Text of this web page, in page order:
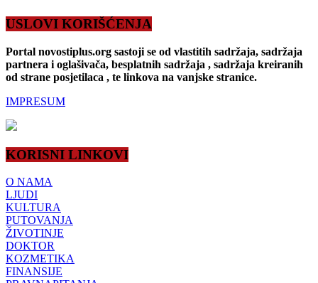
USLOVI KORIŠĆENJA
Portal novostiplus.org sastoji se od vlastitih sadržaja, sadržaja
partnera i oglašivača, besplatnih sadržaja , sadržaja kreiranih
od strane posjetilaca , te linkova na vanjske stranice.
IMPRESUM
KORISNI LINKOVI
O NAMA
LJUDI
KULTURA
PUTOVANJA
ŽIVOTINJE
DOKTOR
KOZMETIKA
FINANSIJE